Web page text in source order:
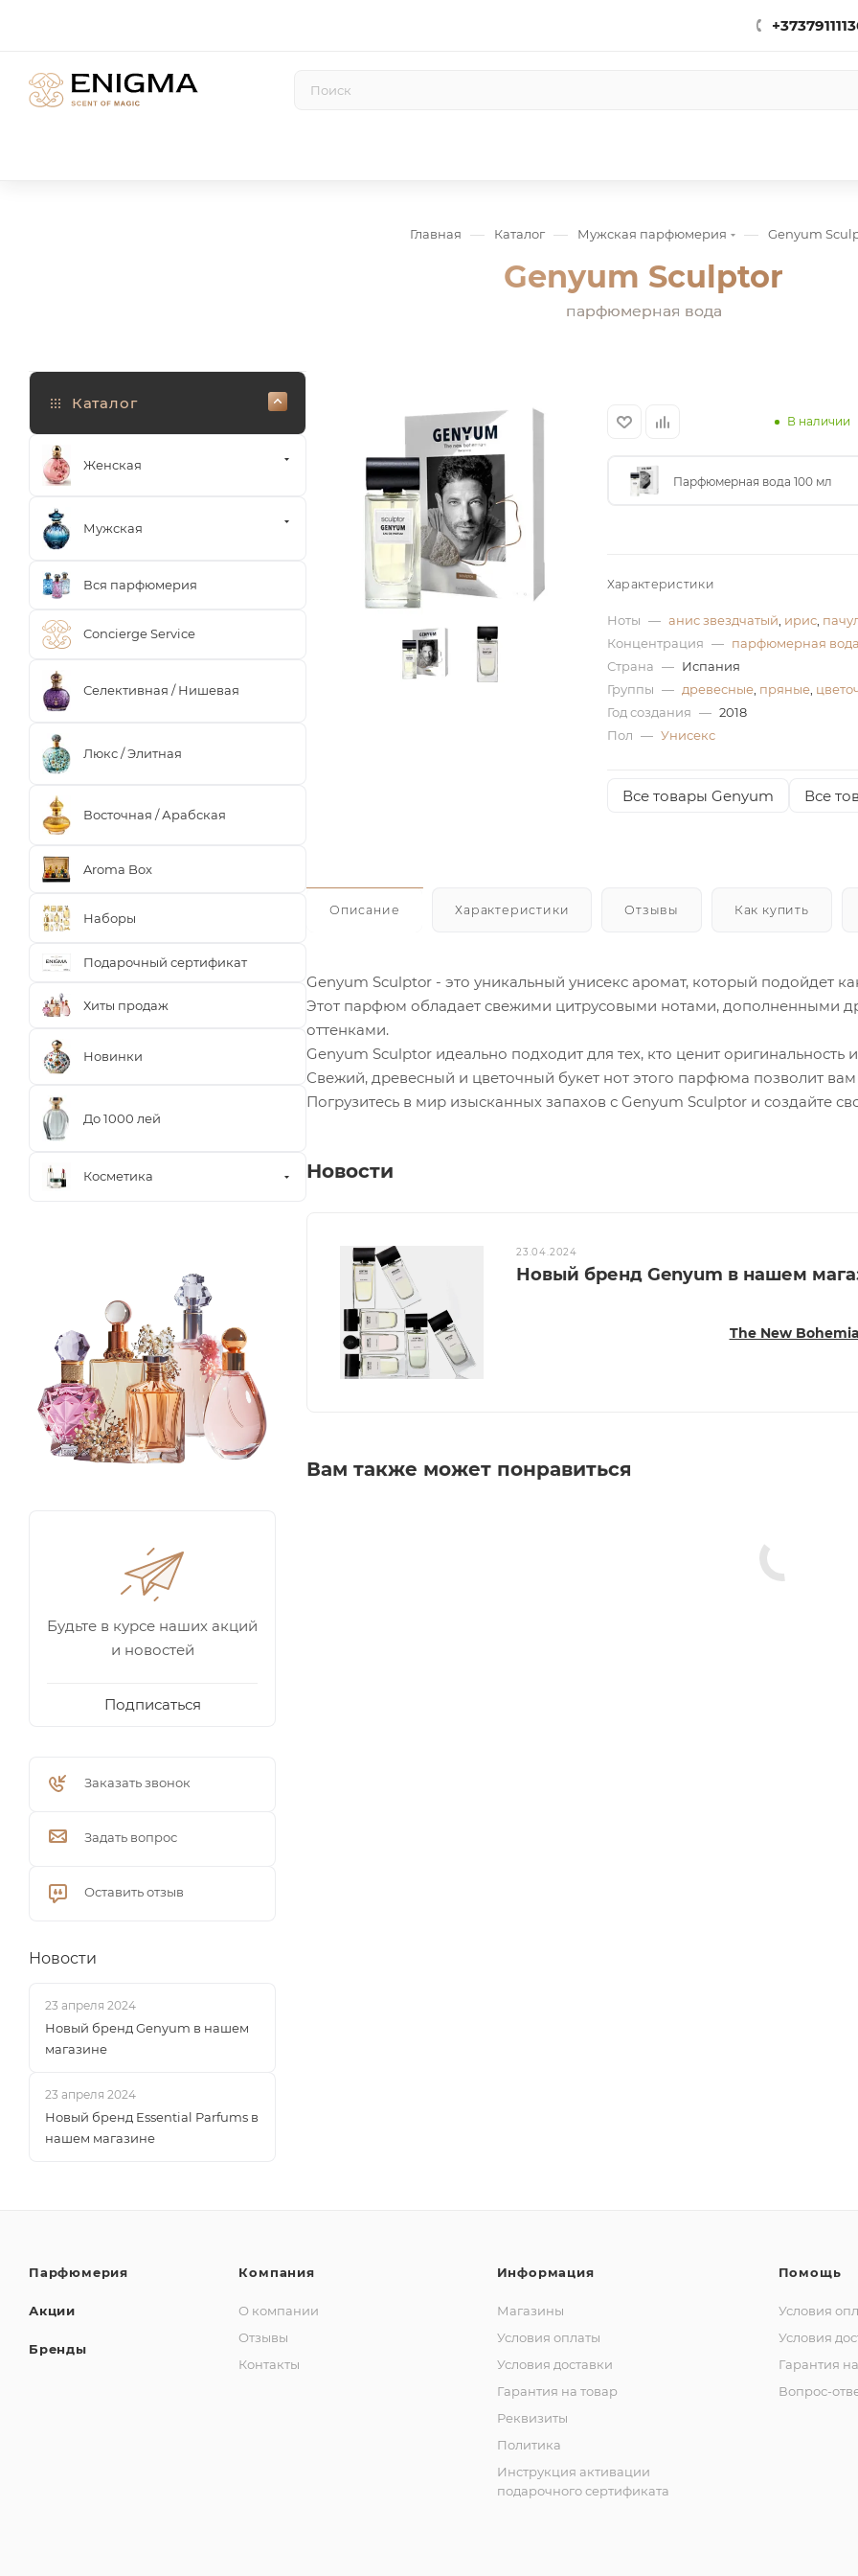
Главная — Каталог — Мужская парфюмерия — Genyum
Genyum Sculptor
парфюмерная вода
В наличии
Парфюмерная вода 100 мл
Характеристики
Ноты — анис звездчатый ирис,
Концентрация — парфюмерная вода
Страна — Испания
Группы — древесные, пряные,
Год создания — 2018
Пол — Унисекс
Все товары Genyum Все
Описание Характеристики Отзывы Как купить
Genyum Sculptor - это уникальный унисекс аромат, который подойдет
Этот парфюм обладает свежими цитрусовыми нотами, дополненными
оттенками.
Genyum Sculptor идеально подходит для тех, кто ценит оригинальность
Свежий, древесный и цветочный букет нот этого парфюма позволит
Погрузитесь в мир изысканных запахов с Genyum Sculptor и создайте
Новости
23.04.2024
Новый бренд Genyum в нашем
The New
Вам также может понравиться
Каталог
Женская
Мужская
Вся парфюмерия
Concierge Service
Селективная / Нишевая
Люкс / Элитная
Восточная / Арабская
Aroma Box
Наборы
Подарочный сертификат
Хиты продаж
Новинки
До 1000 лей
Косметика
Будьте в курсе наших акций
и новостей
Подписаться
Заказать звонок
Задать вопрос
Оставить отзыв
Новости
23 апреля 2024
Новый бренд Genyum в нашем
магазине
23 апреля 2024
Новый бренд Essential Parfums в
нашем магазине
Парфюмерия
Акции
Бренды
Компания
О компании
Отзывы
Контакты
Информация
Магазины
Условия оплаты
Условия доставки
Гарантия на товар
Реквизиты
Политика
Инструкция активации
подарочного сертификата
Помощь
Условия
Условия
Гарантия
Вопрос-